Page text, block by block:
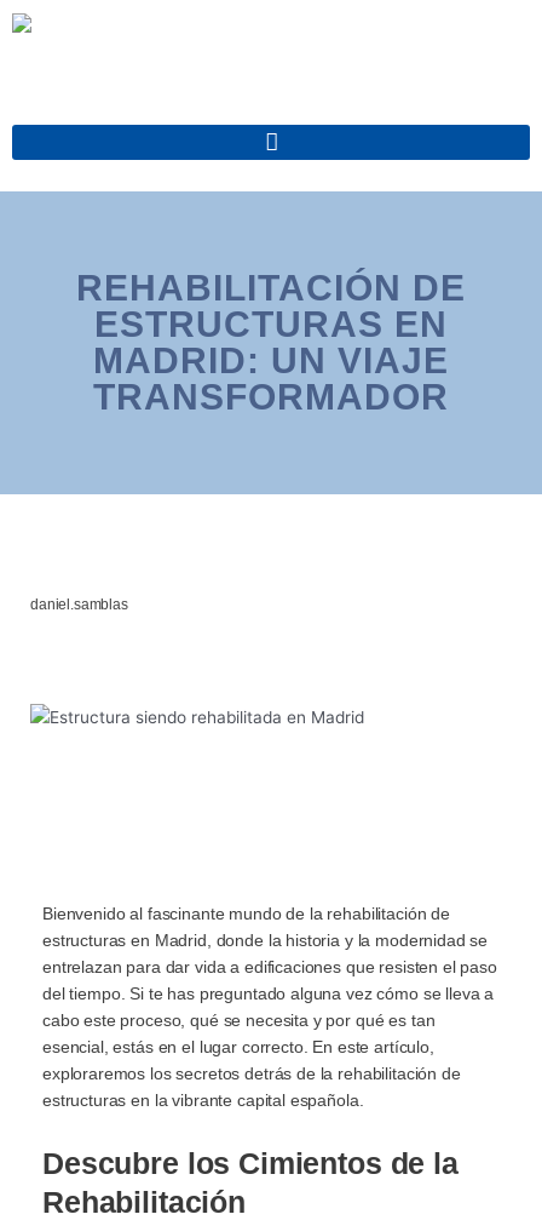
REHABILITACIÓN DE
ESTRUCTURAS EN
MADRID: UN VIAJE
TRANSFORMADOR
daniel.samblas
Bienvenido al fascinante mundo de la rehabilitación de
estructuras en Madrid, donde la historia y la modernidad se
entrelazan para dar vida a edificaciones que resisten el paso
del tiempo. Si te has preguntado alguna vez cómo se lleva a
cabo este proceso, qué se necesita y por qué es tan
esencial, estás en el lugar correcto. En este artículo,
exploraremos los secretos detrás de la rehabilitación de
estructuras en la vibrante capital española.
Descubre los Cimientos de la
Rehabilitación